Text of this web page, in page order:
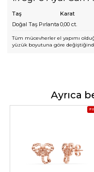
Taş Karat
Doğal Taş Pırlanta 0,00 ct.
Tüm mücevherler el yapımı
yüzük boyutuna göre
Ayrıca